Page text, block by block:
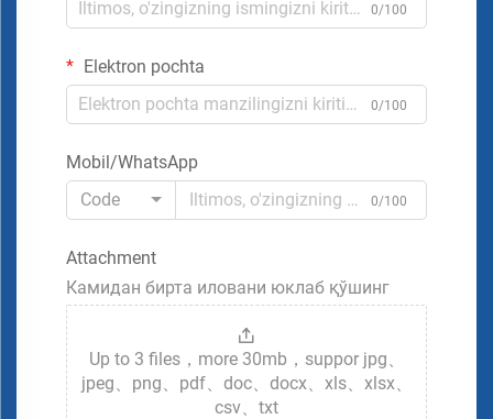
0/100
Elektron pochta
0/100
Mobil/WhatsApp
Code
0/100
Attachment
Камидан бирта иловани юклаб қўшинг
Up to 3 files，more 30mb，suppor jpg、
jpeg、png、pdf、doc、docx、xls、xlsx、
csv、txt